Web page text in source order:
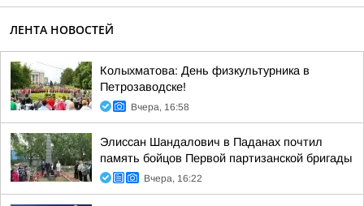
ЛЕНТА НОВОСТЕЙ
Колыхматова: День физкультурника в
Петрозаводске!
Вчера, 16:58
Элиссан Шандалович в Паданах почтил
память бойцов Первой партизанской бригады
Вчера, 16:22